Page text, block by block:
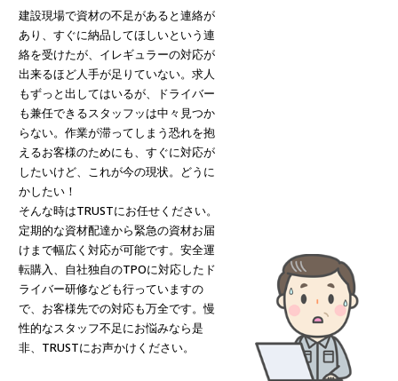
建設現場で資材の不足があると連絡が
あり、すぐに納品してほしいという連
絡を受けたが、イレギュラーの対応が
出来るほど人手が足りていない。求人
もずっと出してはいるが、ドライバー
も兼任できるスタッフッは中々見つか
らない。作業が滞ってしまう恐れを抱
えるお客様のためにも、すぐに対応が
したいけど、これが今の現状。どうに
かしたい！
そんな時はTRUSTにお任せください。
定期的な資材配達から緊急の資材お届
けまで幅広く対応が可能です。安全運
転購入、自社独自のTPOに対応したド
ライバー研修なども行っていますの
で、お客様先での対応も万全です。慢
性的なスタッフ不足にお悩みなら是
非、TRUSTにお声かけください。